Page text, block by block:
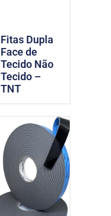
Fitas Dupla
Face de
Tecido Não
Tecido –
TNT